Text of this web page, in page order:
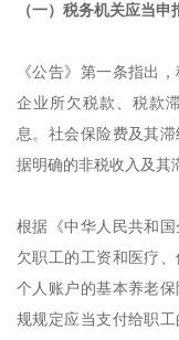
（一）税务机关应当申
《公告》第一条指出
企业所欠税款、税款
息。社会保险费及其
据明确的非税收入及其
根据《中华人民共和
欠职工的工资和医疗
个人账户的基本养老
规规定应当支付给职